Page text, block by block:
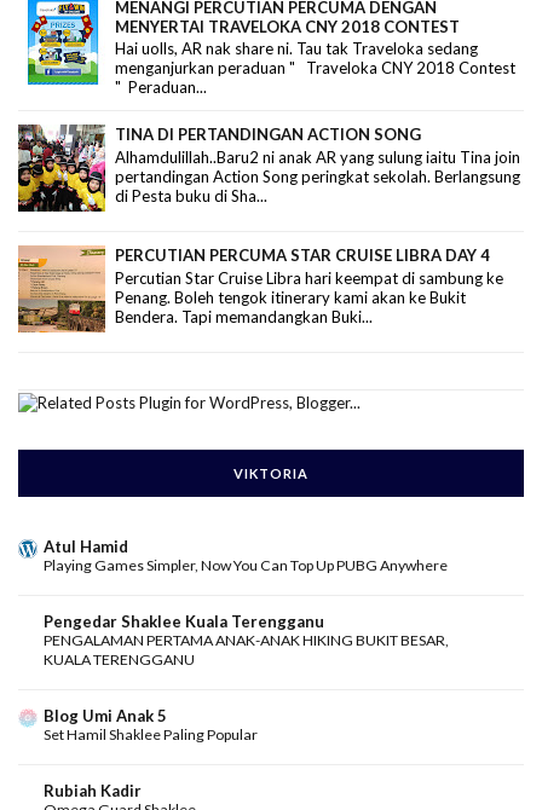
MENANGI PERCUTIAN PERCUMA DENGAN
MENYERTAI TRAVELOKA CNY 2018 CONTEST
Hai uolls, AR nak share ni. Tau tak Traveloka sedang
menganjurkan peraduan " Traveloka CNY 2018 Contest
" Peraduan...
TINA DI PERTANDINGAN ACTION SONG
Alhamdulillah..Baru2 ni anak AR yang sulung iaitu Tina join
pertandingan Action Song peringkat sekolah. Berlangsung
di Pesta buku di Sha...
PERCUTIAN PERCUMA STAR CRUISE LIBRA DAY 4
Percutian Star Cruise Libra hari keempat di sambung ke
Penang. Boleh tengok itinerary kami akan ke Bukit
Bendera. Tapi memandangkan Buki...
VIKTORIA
Atul Hamid
Playing Games Simpler, Now You Can Top Up PUBG Anywhere
Pengedar Shaklee Kuala Terengganu
PENGALAMAN PERTAMA ANAK-ANAK HIKING BUKIT BESAR,
KUALA TERENGGANU
Blog Umi Anak 5
Set Hamil Shaklee Paling Popular
Rubiah Kadir